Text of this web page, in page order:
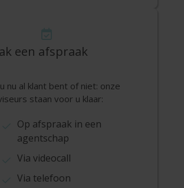
een afspraak
nu al klant bent of niet: onze
staan voor u klaar:
Op afspraak in een
agentschap
Via videocall
Via telefoon